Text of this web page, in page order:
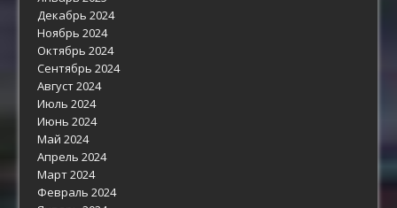
Декабрь 2024
Ноябрь 2024
Октябрь 2024
Сентябрь 2024
Август 2024
Июль 2024
Июнь 2024
Май 2024
Апрель 2024
Март 2024
Февраль 2024